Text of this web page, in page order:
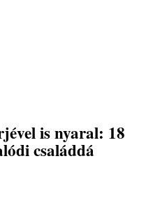
is nyaral: 18
családdá